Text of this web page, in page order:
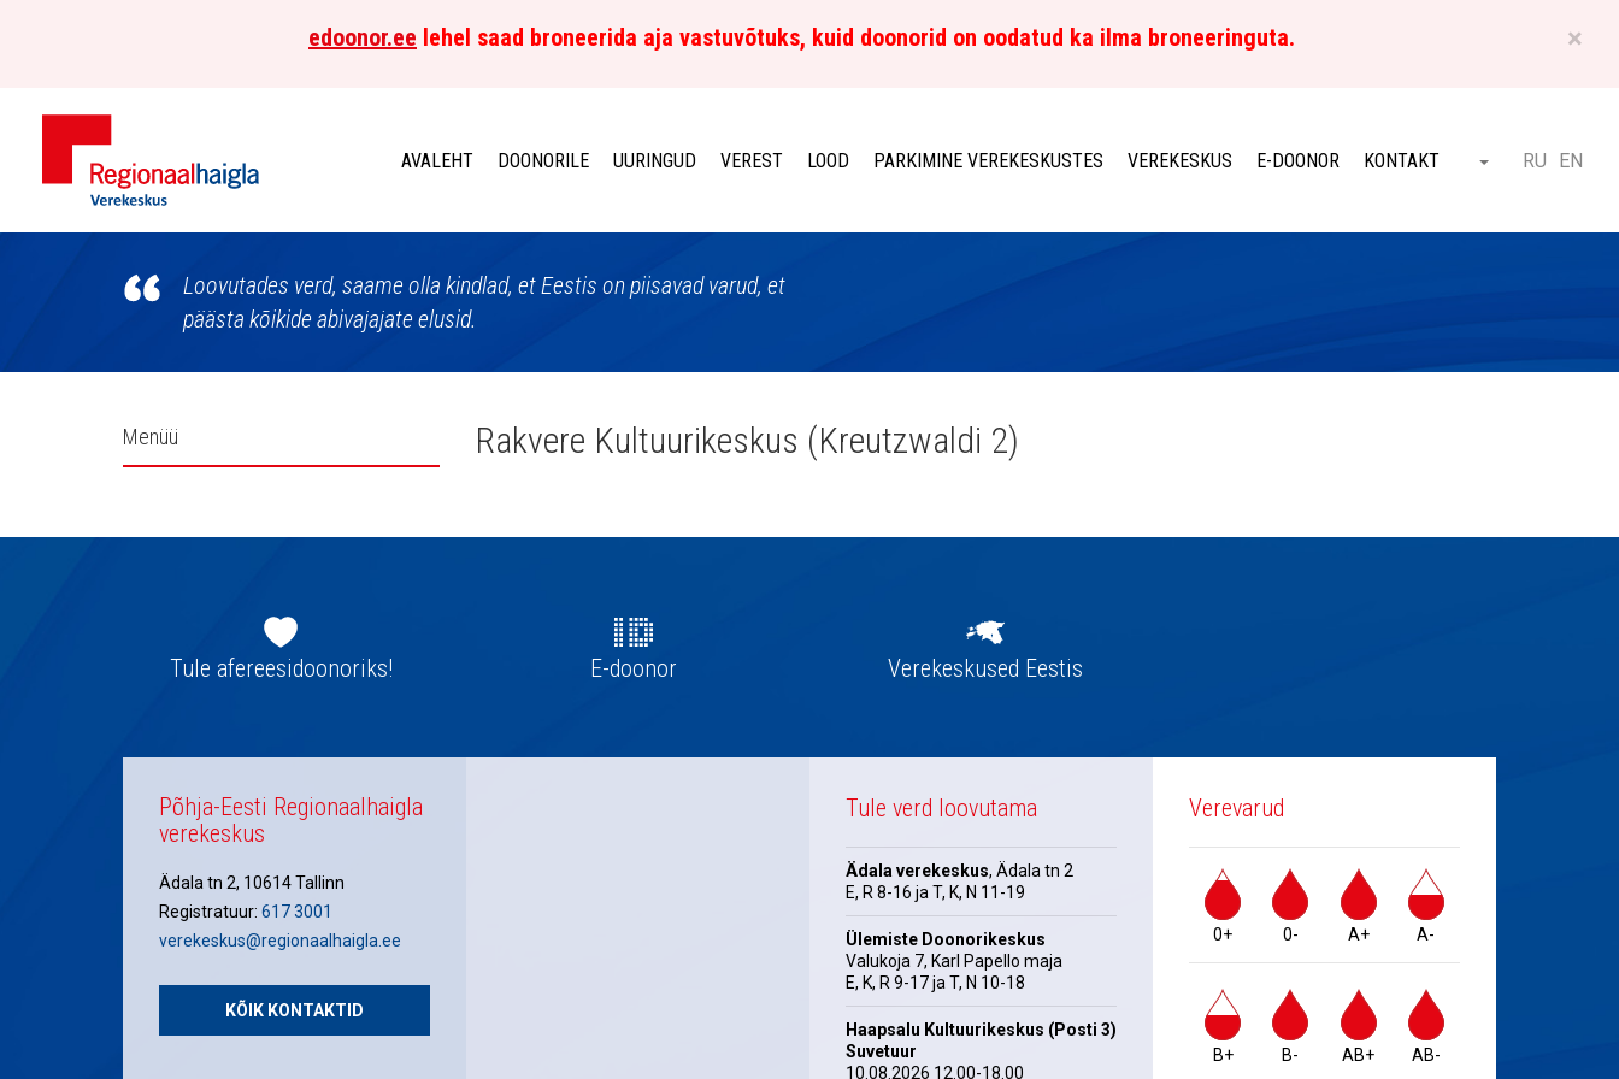
×
edoonor.ee lehel saad broneerida aja vastuvõtuks, kuid doonorid on oodatud ka ilma broneeringuta.
Põhja-
AVALEHT DOONORILE UURINGUD VEREST LOOD PARKIMINE VEREKESKUSTES VEREKESKUS E-DOONOR KONTAKT Otsi ET
RU EN
Loovutades verd, saame olla kindlad, et Eestis on piisavad varud, et
päästa kõikide abivajajate elusid.
Külgpaani
Menüü Rakvere Kultuurikeskus (Kreutzwaldi 2)
navigatsioonTule afereesidoonoriks! E-doonor Verekeskused Eestis
Põhja-Eesti Regionaalhaigla
verekeskus
Ädala tn 2, 10614 Tallinn
Registratuur: 617 3001
verekeskus@regionaalhaigla.ee
KÕIK KONTAKTID
Tule verd loovutama
Ädala verekeskus, Ädala tn 2
E, R 8-16 ja T, K, N 11-19
Ülemiste Doonorikeskus
Valukoja 7, Karl Papello maja
E, K, R 9-17 ja T, N 10-18
Haapsalu Kultuurikeskus (Posti 3)
Suvetuur
10.08.2026 12.00-18.00
Verevarud
0+ 0- A+ A-
B+ B- AB+ AB-